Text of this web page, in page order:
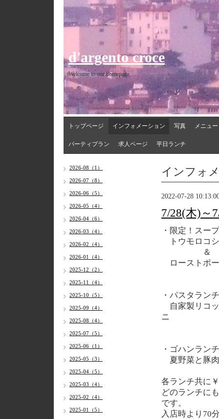
d'argento croce
Welcome to our homepage
トップページ インフォメーション 写真 メニュー
パーティプラン 求人ページ 平日ランチ
インフォ
2022-07-28
7/28(木)～
・限定！スー
トウモロコ
＆
ローストポ
・パスタランチ
自家製リコ
ニ
・ゴハンランチ
夏野菜と豚
各ランチ共に
どのランチに
です。
入店時より70
2026-08（1）
2026-07（8）
2026-06（5）
2026-05（4）
2026-04（6）
2026-03（4）
2026-02（4）
2026-01（4）
2025-12（2）
2025-11（4）
2025-10（5）
2025-09（4）
2025-08（4）
2025-07（5）
2025-06（1）
2025-05（3）
2025-04（5）
2025-03（4）
2025-02（4）
2025-01（5）